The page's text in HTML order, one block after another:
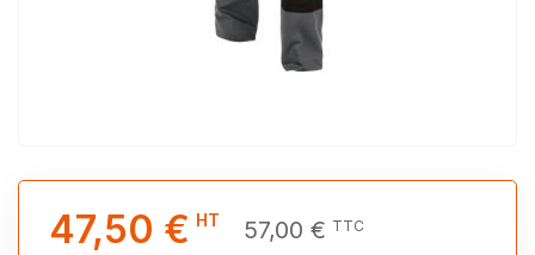
47,50 € HT 57,00 € TTC